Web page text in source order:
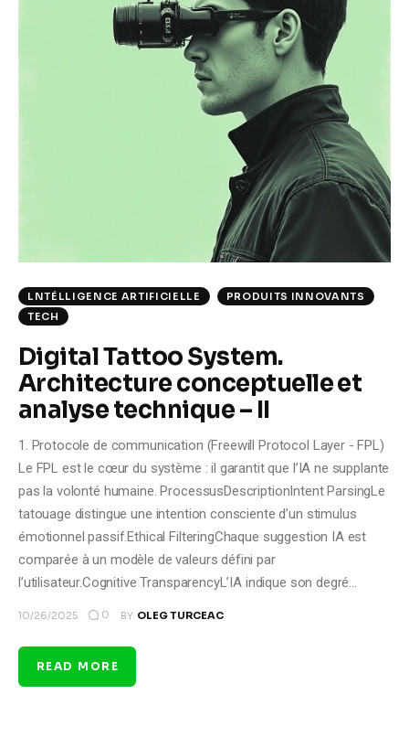
Climate
LNTÉLLIGENCE ARTIFICIELLE
PRODUITS INNOVANTS
TECH
Digital Tattoo System.
Architecture conceptuelle et
analyse technique – II
1. Protocole de communication (Freewill Protocol Layer - FPL)
Le FPL est le cœur du système : il garantit que l’IA ne supplante
pas la volonté humaine. ProcessusDescriptionIntent ParsingLe
tatouage distingue une intention consciente d’un stimulus
émotionnel passif.Ethical FilteringChaque suggestion IA est
comparée à un modèle de valeurs défini par
l’utilisateur.Cognitive TransparencyL’IA indique son degré…
10/26/2025 0 BY OLEG TURCEAC
READ MORE